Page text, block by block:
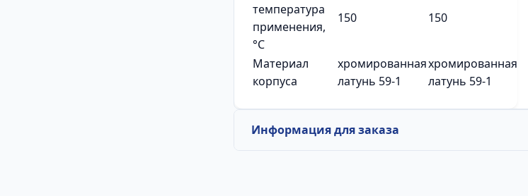
температура
применения,
°C
150 150
Материал
корпуса
хромированная
латунь 59-1
хромированная
латунь 59-1
Информация для заказа